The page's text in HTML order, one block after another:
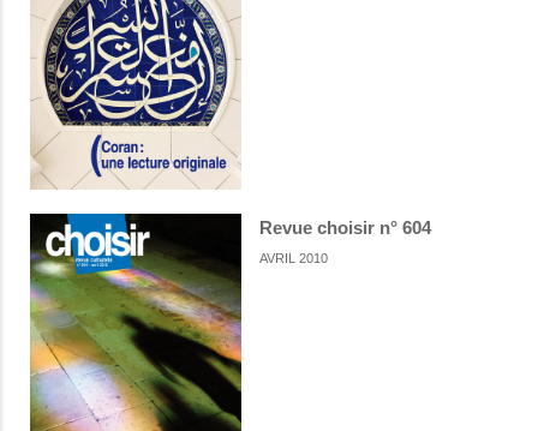
Revue choisir n° 604
AVRIL 2010